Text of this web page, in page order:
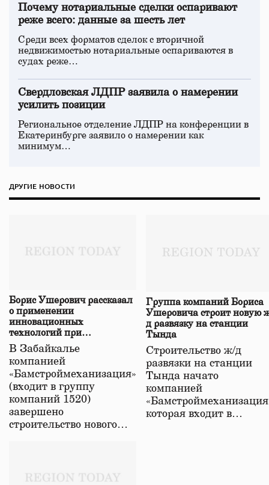
Почему нотариальные сделки оспаривают
реже всего: данные за шесть лет
Среди всех форматов сделок с вторичной
недвижимостью нотариальные оспариваются в
судах реже…
Свердловская ЛДПР заявила о намерении
усилить позиции
Региональное отделение ЛДПР на конференции в
Екатеринбурге заявило о намерении как
минимум…
ДРУГИЕ НОВОСТИ
Борис Ушерович рассказал
о применении
инновационных
технологий при
строительстве нового моста
в Забайкалье
В Забайкалье
компанией
«Бамстроймеханизация»
(входит в группу
компаний 1520)
завершено
строительство нового…
Группа компаний Бориса
Ушеровича строит новую
д развязку на станции
Тында
Строительство ж/д
развязки на станции
Тында начато
компанией
которая входит в…